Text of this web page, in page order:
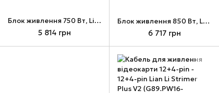
Блок живлення 750 Вт, Lian Li SP750 V2, White, SFX (G9P.SP0750G.W000.EU)
5 814 грн
Блок живлення 850 Вт, Lian Li SP850 V2, Black, SFX (G9P.SP0850G.B000.EU)
6 717 грн